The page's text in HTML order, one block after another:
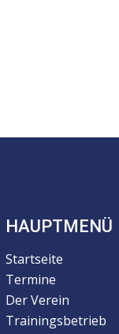
HAUPTMENÜ
Startseite
Termine
Der Verein
Trainingsbetrieb